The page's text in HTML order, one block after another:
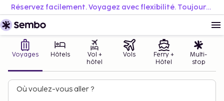
Réservez facilement. Voyagez avec flexibilité. Toujours au meilleur prix.
Voyages Hôtels
Vol +
hôtel
Vols
Ferry +
Hôtel
Multi-
stop
Où voulez-vous aller ?